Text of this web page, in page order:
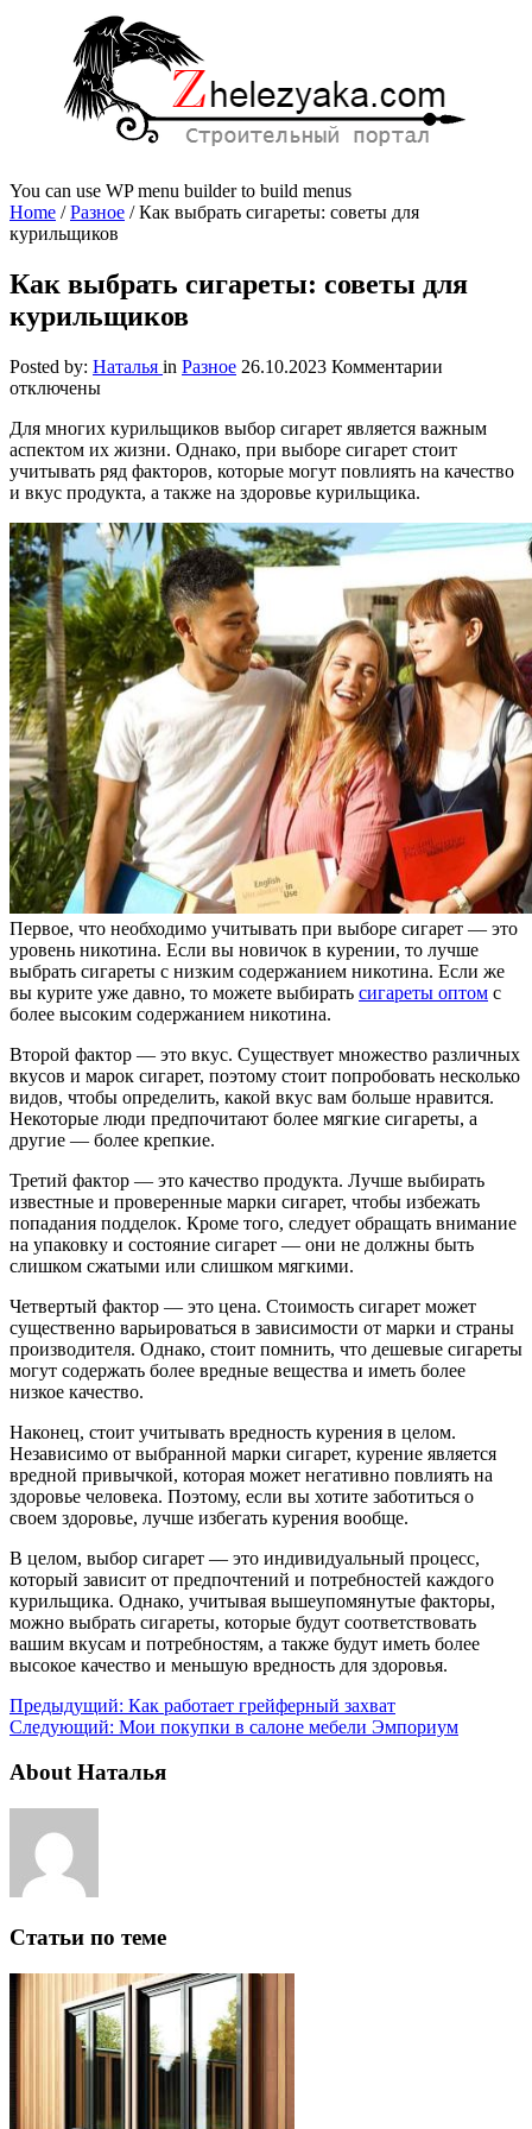
You can use WP menu builder to build menus
Home /Разное /Как выбрать сигареты: советы для
курильщиков
Как выбрать сигареты: советы для
курильщиков
Posted by: Наталья in Разное 26.10.2023 Комментарии
выбрать
сигареты:
советы
отключены
Для многих курильщиков выбор сигарет является важным
аспектом их жизни. Однако, при выборе сигарет стоит
учитывать ряд факторов, которые могут повлиять на качество
и вкус продукта, а также на здоровье курильщика.
Первое, что необходимо учитывать при выборе сигарет — это
уровень никотина. Если вы новичок в курении, то лучше
выбрать сигареты с низким содержанием никотина. Если же
вы курите уже давно, то можете выбирать сигареты оптом с
более высоким содержанием никотина.
Второй фактор — это вкус. Существует множество различных
вкусов и марок сигарет, поэтому стоит попробовать несколько
видов, чтобы определить, какой вкус вам больше нравится.
Некоторые люди предпочитают более мягкие сигареты, а
другие — более крепкие.
Третий фактор — это качество продукта. Лучше выбирать
известные и проверенные марки сигарет, чтобы избежать
попадания подделок. Кроме того, следует обращать внимание
на упаковку и состояние сигарет — они не должны быть
слишком сжатыми или слишком мягкими.
Четвертый фактор — это цена. Стоимость сигарет может
существенно варьироваться в зависимости от марки и страны
производителя. Однако, стоит помнить, что дешевые сигареты
могут содержать более вредные вещества и иметь более
низкое качество.
Наконец, стоит учитывать вредность курения в целом.
Независимо от выбранной марки сигарет, курение является
вредной привычкой, которая может негативно повлиять на
здоровье человека. Поэтому, если вы хотите заботиться о
своем здоровье, лучше избегать курения вообще.
В целом, выбор сигарет — это индивидуальный процесс,
который зависит от предпочтений и потребностей каждого
курильщика. Однако, учитывая вышеупомянутые факторы,
можно выбрать сигареты, которые будут соответствовать
вашим вкусам и потребностям, а также будут иметь более
высокое качество и меньшую вредность для здоровья.
Предыдущий: Как работает грейферный захват
Следующий: Мои покупки в салоне мебели Эмпориум
About Наталья
Статьи по теме